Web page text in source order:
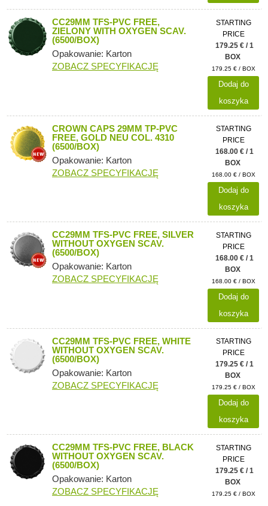
CC29MM TFS-PVC FREE,
ZIELONY WITH OXYGEN SCAV.
(6500/BOX)
Opakowanie: Karton
ZOBACZ SPECYFIKACJĘ
STARTING
PRICE
179.25 € / 1
BOX
179.25 € / BOX
Dodaj do
koszyka
CROWN CAPS 29MM TP-PVC
FREE, GOLD NEU COL. 4310
(6500/BOX)
Opakowanie: Karton
ZOBACZ SPECYFIKACJĘ
STARTING
PRICE
168.00 € / 1
BOX
168.00 € / BOX
Dodaj do
koszyka
CC29MM TFS-PVC FREE, SILVER
WITHOUT OXYGEN SCAV.
(6500/BOX)
Opakowanie: Karton
ZOBACZ SPECYFIKACJĘ
STARTING
PRICE
168.00 € / 1
BOX
168.00 € / BOX
Dodaj do
koszyka
CC29MM TFS-PVC FREE, WHITE
WITHOUT OXYGEN SCAV.
(6500/BOX)
Opakowanie: Karton
ZOBACZ SPECYFIKACJĘ
STARTING
PRICE
179.25 € / 1
BOX
179.25 € / BOX
Dodaj do
koszyka
CC29MM TFS-PVC FREE, BLACK
WITHOUT OXYGEN SCAV.
(6500/BOX)
Opakowanie: Karton
ZOBACZ SPECYFIKACJĘ
STARTING
PRICE
179.25 € / 1
BOX
179.25 € / BOX